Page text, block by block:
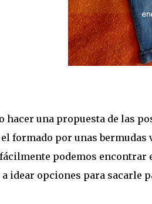
hacer una propuesta de las
formado por unas bermudas
podemos encontrar
a idear opciones para sacarle